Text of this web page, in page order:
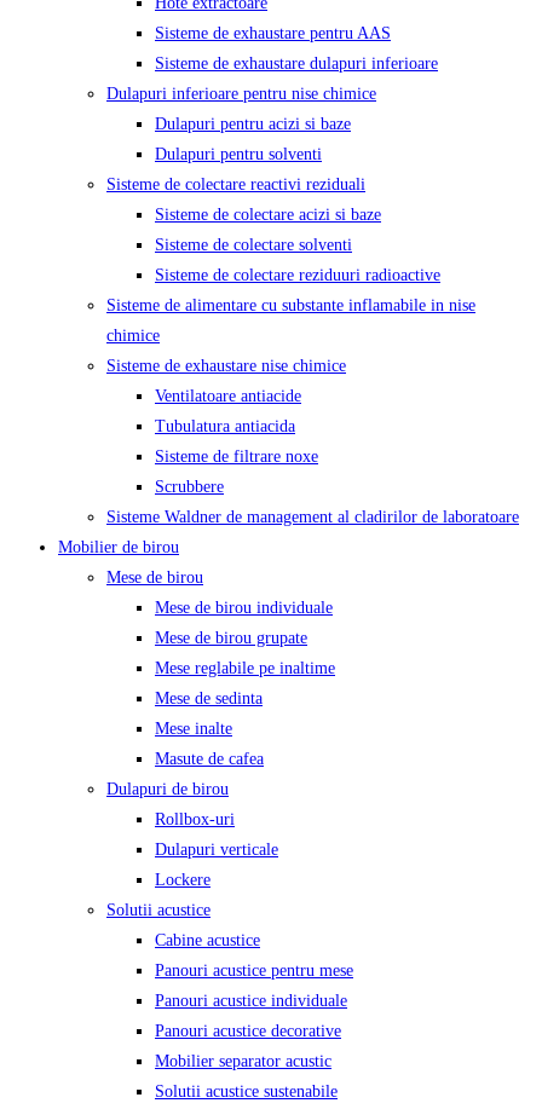
Sisteme de exhaustare pentru AAS
Sisteme de exhaustare dulapuri inferioare
Dulapuri inferioare pentru nise chimice
Dulapuri pentru acizi si baze
Dulapuri pentru solventi
Sisteme de colectare reactivi reziduali
Sisteme de colectare acizi si baze
Sisteme de colectare solventi
Sisteme de colectare reziduuri radioactive
Sisteme de alimentare cu substante inflamabile in nise
chimice
Sisteme de exhaustare nise chimice
Ventilatoare antiacide
Tubulatura antiacida
Sisteme de filtrare noxe
Scrubbere
Sisteme Waldner de management al cladirilor de laboratoare
Mobilier de birou
Mese de birou
Mese de birou individuale
Mese de birou grupate
Mese reglabile pe inaltime
Mese de sedinta
Mese inalte
Masute de cafea
Dulapuri de birou
Rollbox-uri
Dulapuri verticale
Lockere
Solutii acustice
Cabine acustice
Panouri acustice pentru mese
Panouri acustice individuale
Panouri acustice decorative
Mobilier separator acustic
Solutii acustice sustenabile